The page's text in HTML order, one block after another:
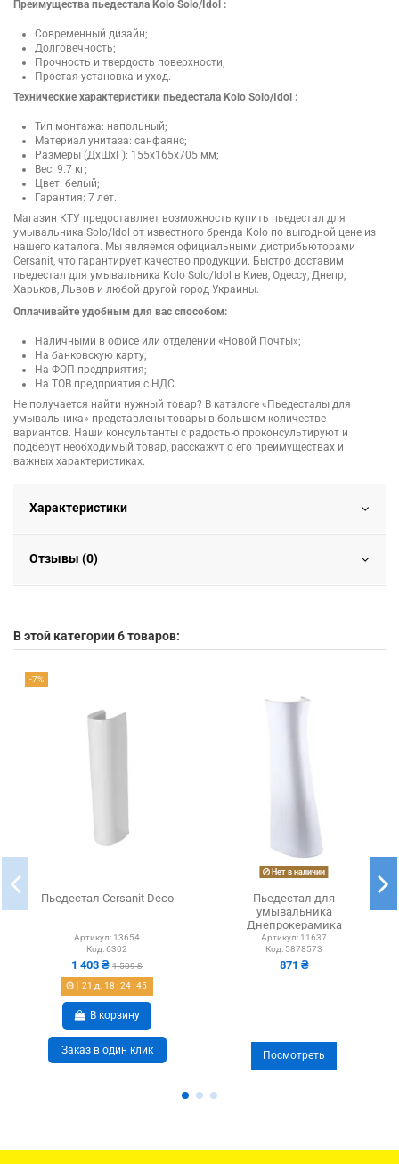
Преимущества пьедестала Kolo Solo/Idol :
Современный дизайн;
Долговечность;
Прочность и твердость поверхности;
Простая установка и уход.
Технические характеристики пьедестала Kolo Solo/Idol :
Тип монтажа: напольный;
Материал унитаза: санфаянс;
Размеры (ДхШхГ): 155х165х705 мм;
Вес: 9.7 кг;
Цвет: белый;
Гарантия: 7 лет.
Магазин КТУ предоставляет возможность купить пьедестал для
умывальника Solo/Idol от известного бренда Kolo по выгодной цене из
нашего каталога. Мы являемся официальными дистрибьюторами
Cersanit, что гарантирует качество продукции. Быстро доставим
пьедестал для умывальника Kolo Solo/Idol в Киев, Одессу, Днепр,
Харьков, Львов и любой другой город Украины.
Оплачивайте удобным для вас способом:
Наличными в офисе или отделении «Новой Почты»;
На банковскую карту;
На ФОП предприятия;
На ТОВ предприятия с НДС.
Не получается найти нужный товар? В каталоге «Пьедесталы для
умывальника» представлены товары в большом количестве
вариантов. Наши консультанты с радостью проконсультируют и
подберут необходимый товар, расскажут о его преимуществах и
важных характеристиках.
Характеристики
Отзывы (0)
В этой категории 6 товаров:
-7%
Пьедестал Cersanit Deco
Артикул: 13654
Код:6302
1 403 ₴ 1 509 ₴
21 д. 18 :24:44
В корзину
Заказ в один клик
Нет в наличии
Пьедестал для
умывальника
Днепрокерамика
Артикул: 11637
Код: 5878573
871 ₴
Посмотреть